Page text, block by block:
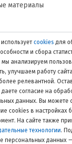
материалы
cookies для
и сбора
анализируем
улучшаем работу
релевантной.
согласие на
данных. Вы можете
cookies в настройках
На сайте также
технологии.
персональных данных